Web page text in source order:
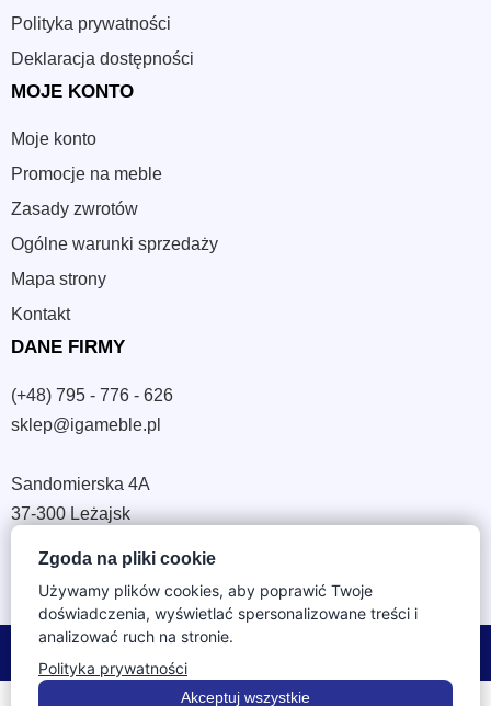
Polityka prywatności
Deklaracja dostępności
MOJE KONTO
Moje konto
Promocje na meble
Zasady zwrotów
Ogólne warunki sprzedaży
Mapa strony
Kontakt
DANE FIRMY
(+48) 795 - 776 - 626
sklep@igameble.pl
Sandomierska 4A
37-300 Leżajsk
REGON: 180933172
Zgoda na pliki cookie
Używamy plików cookies, aby poprawić Twoje
doświadczenia, wyświetlać spersonalizowane treści i
analizować ruch na stronie.
Polityka prywatności
Akceptuj wszystkie